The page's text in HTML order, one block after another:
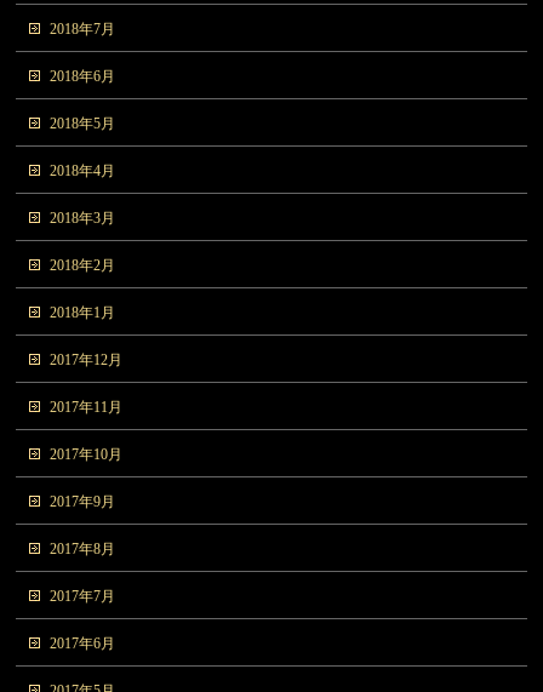
2018年7月
2018年6月
2018年5月
2018年4月
2018年3月
2018年2月
2018年1月
2017年12月
2017年11月
2017年10月
2017年9月
2017年8月
2017年7月
2017年6月